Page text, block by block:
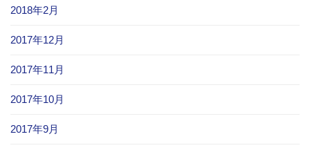
2018年2月
2017年12月
2017年11月
2017年10月
2017年9月